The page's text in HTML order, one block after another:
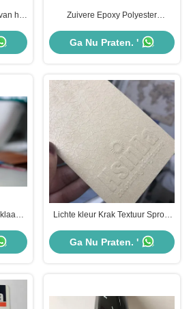
het
Zuivere Epoxy Polyester
Ga Nu Praten. '
Lichte kleur Krak Textuur Sproei
Milieuvriendelijk
Ga Nu Praten. '